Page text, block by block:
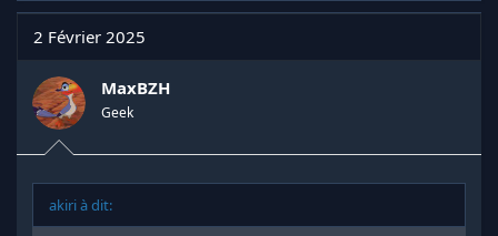
2 Février 2025
MaxBZH
Geek
akiri à dit: